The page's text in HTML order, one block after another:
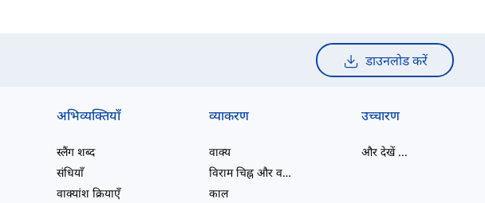
डाउनलोड करें
अभिव्यक्तियाँ
स्लैंग शब्द
संधियाँ
वाक्यांश क्रियाएँ
व्याकरण
वाक्य
विराम चिह्न और वर्तनी
काल
उच्चारण
और देखें...